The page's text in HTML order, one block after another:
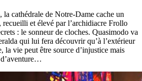
la cathédrale de Notre-Dame cache un
recueilli et élevé par l’archidiacre Frollo
: le sonneur de cloches. Quasimodo va
qui lui fera découvrir qu’à l’extérieur
la vie peut être source d’injustice mais